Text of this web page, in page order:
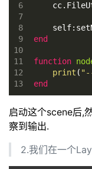
6
7
8
9
10
11
12
13
end
function
print (
end
启动这个scene后,
察到输出.
2.我们在一个